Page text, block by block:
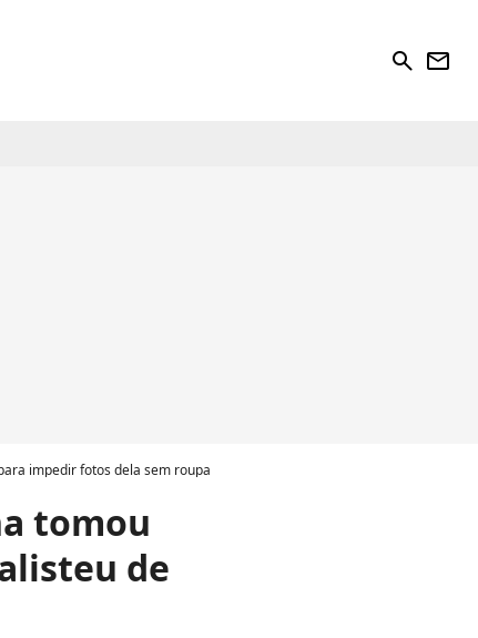
search newsletter
impedir fotos dela sem roupa
tomou
de